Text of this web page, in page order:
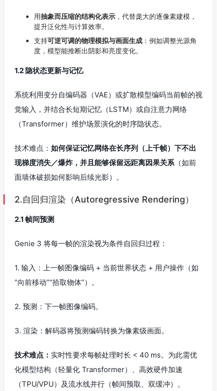
技术难点：如何保证记忆网络在长序列（上千帧）下不出
面墙体破损如何影响后续光影）。
2.自回归渲染（Autoregressive Rendering）
2.1 帧间预测
Genie 3 将每一帧的渲染视为条件自回归过程：
“向前移动”“拾取物体”）。
2. 预测：下⼀帧图像编码。
3. 渲染：解码器将预测编码转换为像素级画面。
技术难点： 实时性要求每帧处理时长 < 40 ms。为此需优
化模型结构（轻量化 Transformer）、高效硬件加速
2.2 物理一致性
为了防止物体“穿模”或“闪烁”，系统在自回归渲染的同时融
physics understanding（涌现物理理解），Genie 3无需
下一状态的物理边界。通过观察学习物理：
重力和碰撞检测：物体掌落、弹跳和真实交互